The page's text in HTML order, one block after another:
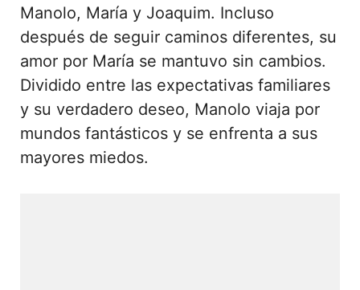
Manolo, María y Joaquim. Incluso
después de seguir caminos diferentes, su
amor por María se mantuvo sin cambios.
Dividido entre las expectativas familiares
y su verdadero deseo, Manolo viaja por
mundos fantásticos y se enfrenta a sus
mayores miedos.